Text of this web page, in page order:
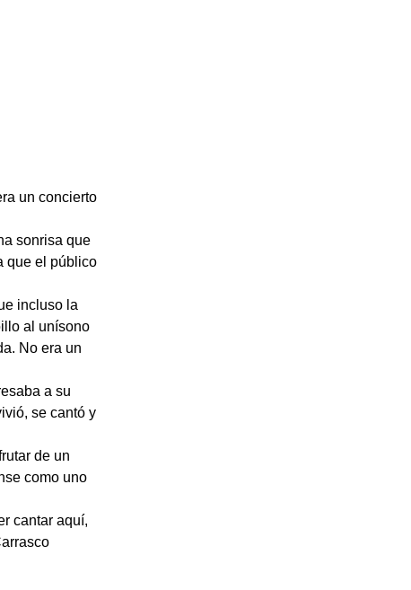
un concierto
sonrisa que
que el público
incluso la
al unísono
No era un
a su
se cantó y
de un
como uno
cantar aquí,